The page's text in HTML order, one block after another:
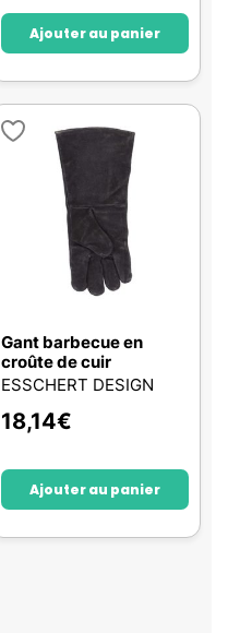
Ajouter au panier
Gant barbecue en
croûte de cuir
ESSCHERT DESIGN
18,14€
Ajouter au panier